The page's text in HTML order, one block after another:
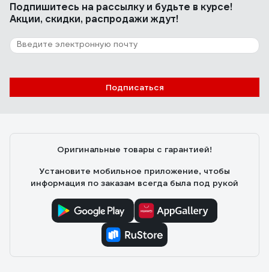
Подпишитесь на рассылкуи будьте в курсе!
Акции, скидки, распродажи ждут!
Подписаться
Оригинальные товары с гарантией!
Установите мобильное приложение, чтобы
информация по заказам всегда была под рукой